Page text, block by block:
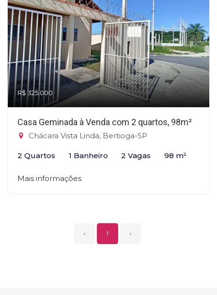
R$ 325.000
Casa Geminada à Venda com 2 quartos, 98m²
Chácara Vista Linda, Bertioga-SP
2 Quartos 1 Banheiro 2 Vagas 98 m²
Mais informações
‹ 1 ›